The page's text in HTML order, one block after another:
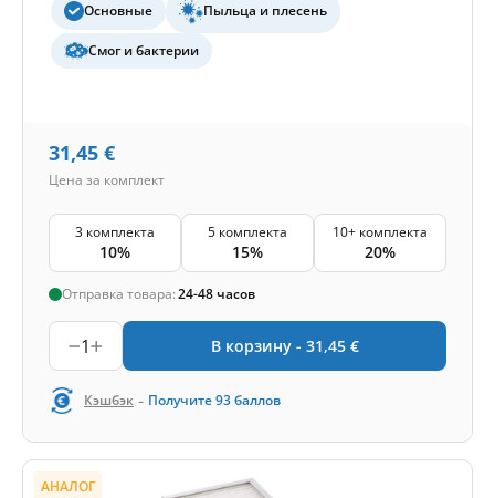
Основные Пыльца и плесень
Смог и бактерии
31,45 €
Цена за комплект
3 комплекта
10%
5 комплекта
15%
10+ комплекта
20%
Отправка товара:24-48 часов
1 В корзину - 31,45 €
Кэшбэк - Получите93баллов
АНАЛОГ